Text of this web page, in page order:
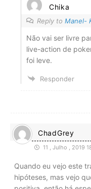
Chika
Reply to Manel-
Não vai ser livre
live-action de
foi leve.
Responder
ChadGrey
11 , Julho , 2019
Quando eu vejo este
hipóteses, mas vejo